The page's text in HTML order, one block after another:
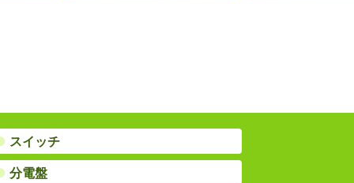
スイッチ
分電盤